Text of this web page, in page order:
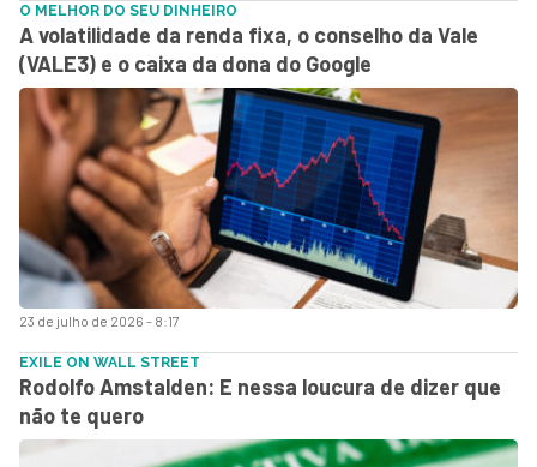
23 de julho de 2026 - 8:17
O MELHOR DO SEU DINHEIRO
A volatilidade da renda fixa, o conselho da Vale
(VALE3) e o caixa da dona do Google
EXILE ON WALL STREET
Rodolfo Amstalden: E nessa loucura de dizer que
não te quero